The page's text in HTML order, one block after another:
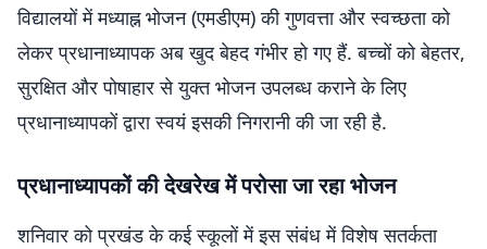
विद्यालयों में मध्याह्न भोजन (एमडीएम) की गुणवत्ता और स्वच्छता को
लेकर प्रधानाध्यापक अब खुद बेहद गंभीर हो गए हैं. बच्चों को बेहतर,
सुरक्षित और पोषाहार से युक्त भोजन उपलब्ध कराने के लिए
प्रधानाध्यापकों द्वारा स्वयं इसकी निगरानी की जा रही है.
प्रधानाध्यापकों की देखरेख में परोसा जा रहा भोजन
शनिवार को प्रखंड के कई स्कूलों में इस संबंध में विशेष सतर्कता